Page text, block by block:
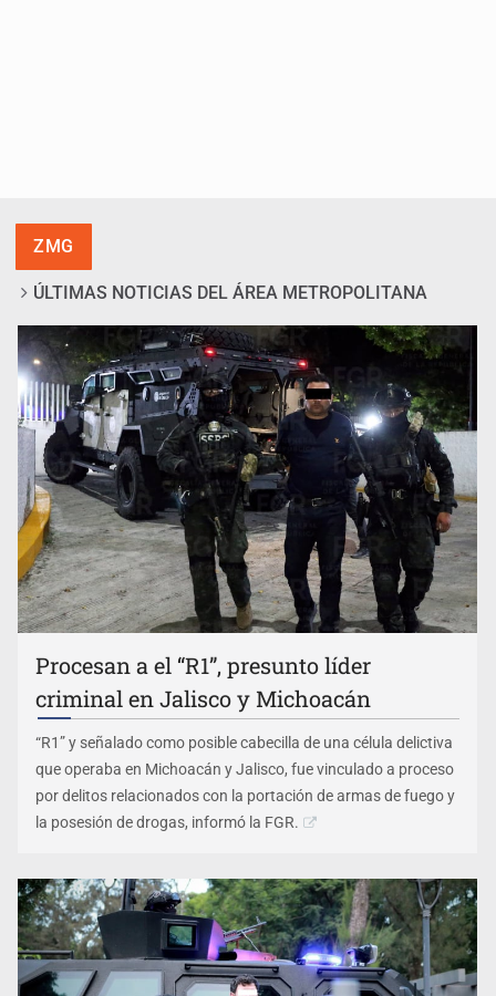
ZMG
ÚLTIMAS NOTICIAS DEL ÁREA METROPOLITANA
Procesan a el “R1”, presunto líder
criminal en Jalisco y Michoacán
“R1” y señalado como posible cabecilla de una célula delictiva
que operaba en Michoacán y Jalisco, fue vinculado a proceso
por delitos relacionados con la portación de armas de fuego y
la posesión de drogas, informó la FGR.